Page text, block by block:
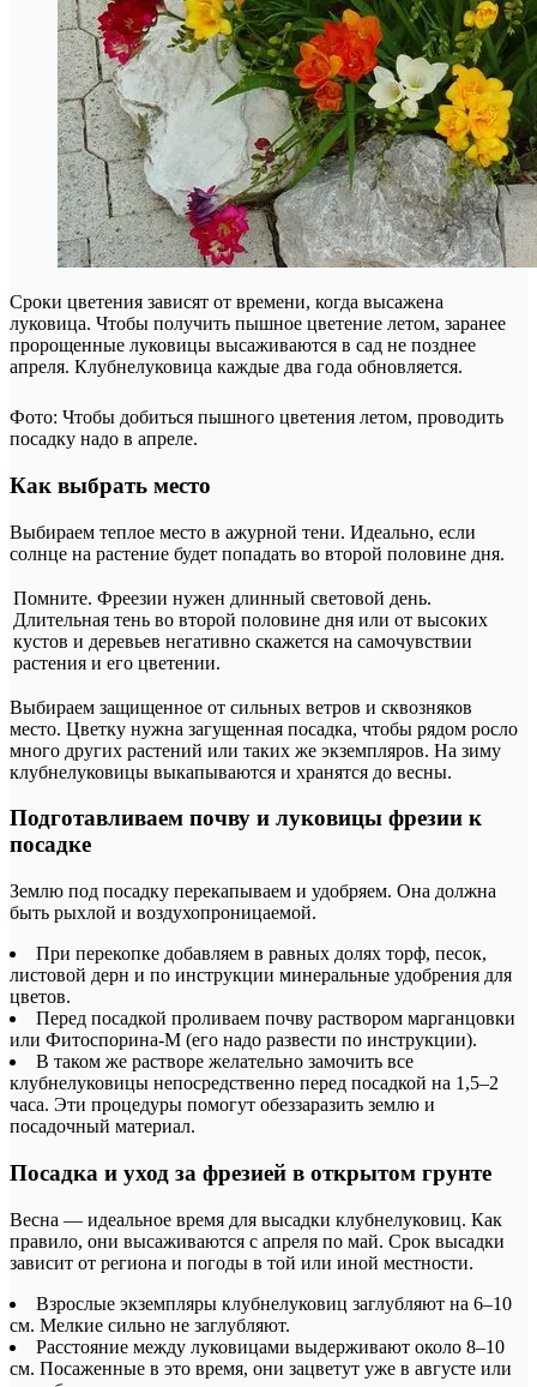
Сроки цветения зависят от времени, когда высажена
луковица. Чтобы получить пышное цветение летом, заранее
пророщенные луковицы высаживаются в сад не позднее
апреля. Клубнелуковица каждые два года обновляется.
Фото: Чтобы добиться пышного цветения летом, проводить
посадку надо в апреле.
Как выбрать место
Выбираем теплое место в ажурной тени. Идеально, если
солнце на растение будет попадать во второй половине дня.
Помните. Фреезии нужен длинный световой день.
Длительная тень во второй половине дня или от высоких
кустов и деревьев негативно скажется на самочувствии
растения и его цветении.
Выбираем защищенное от сильных ветров и сквозняков
место. Цветку нужна загущенная посадка, чтобы рядом росло
много других растений или таких же экземпляров. На зиму
клубнелуковицы выкапываются и хранятся до весны.
Подготавливаем почву и луковицы фрезии к
посадке
Землю под посадку перекапываем и удобряем. Она должна
быть рыхлой и воздухопроницаемой.
При перекопке добавляем в равных долях торф, песок,
листовой дерн и по инструкции минеральные удобрения для
цветов.
Перед посадкой проливаем почву раствором марганцовки
или Фитоспорина-М (его надо развести по инструкции).
В таком же растворе желательно замочить все
клубнелуковицы непосредственно перед посадкой на 1,5–2
часа. Эти процедуры помогут обеззаразить землю и
посадочный материал.
Посадка и уход за фрезией в открытом грунте
Весна — идеальное время для высадки клубнелуковиц. Как
правило, они высаживаются с апреля по май. Срок высадки
зависит от региона и погоды в той или иной местности.
Взрослые экземпляры клубнелуковиц заглубляют на 6–10
см. Мелкие сильно не заглубляют.
Расстояние между луковицами выдерживают около 8–10
см. Посаженные в это время, они зацветут уже в августе или